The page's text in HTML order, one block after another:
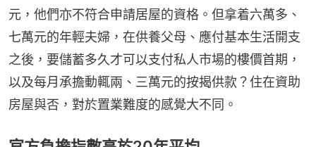
元，他們亦不符合申請居屋的資格。但拿着六萬多、
七萬元的年輕夫婦，在供養父母、應付基本生活開支
之後，要儲蓄多久才可以支付私人市場的樓價首期，
以及每月承擔動輒兩、三萬元的按揭供款？住在資助
房屋與否，對於置業難度的感覺大不同。